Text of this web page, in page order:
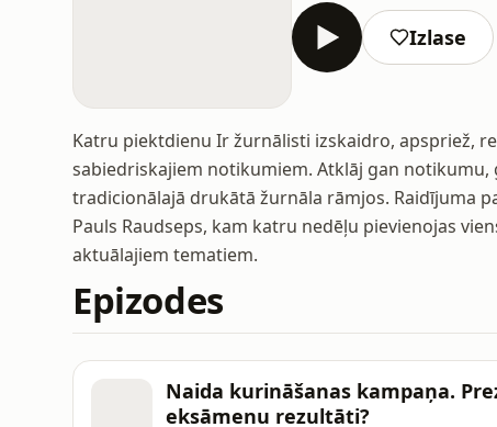
Izlase
Katru piektdienu Ir žurnālisti izskaidro, apspriež,
sabiedriskajiem notikumiem. Atklāj gan
tradicionālajā drukātā žurnāla rāmjos. Raidījuma
Pauls Raudseps, kam katru nedēļu pievienojas
aktuālajiem tematiem.
Epizodes
Naida kurināšanas kampaņa.
eksāmenu rezultāti?